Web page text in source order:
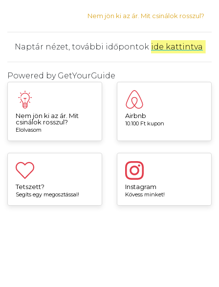
Nem jön ki az ár. Mit csinálok rosszul?
Naptár nézet, további időpontok ide kattintva
Powered by GetYourGuide
Nem jön ki az ár. Mit
csinálok rosszul?
Elolvasom
Airbnb
10.100 Ft kupon
Tetszett?
Segíts egy megosztással!
Instagram
Kövess minket!